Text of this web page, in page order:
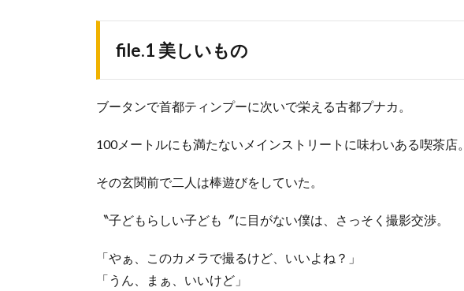
file.1 美しいもの
ブータンで首都ティンプーに次いで栄える古都プナカ。
100メートルにも満たないメインストリートに味わいある喫茶店。
その玄関前で二人は棒遊びをしていた。
〝子どもらしい子ども〞に目がない僕は、さっそく撮影交渉。
「やぁ、このカメラで撮るけど、いいよね？」
「うん、まぁ、いいけど」